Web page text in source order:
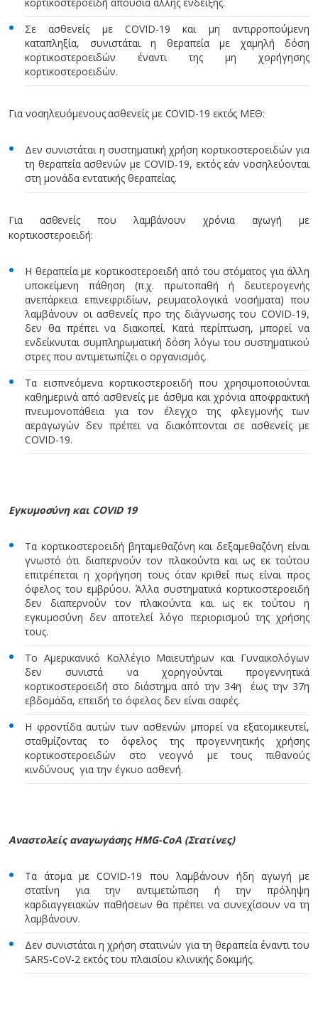
Σε ασθενείς με COVID-19 και μη αντιρροπούμενη
καταπληξία, συνιστάται η θεραπεία με χαμηλή δόση
κορτικοστεροειδών έναντι της μη χορήγησης
κορτικοστεροειδών.
Για νοσηλευόμενους ασθενείς με COVID-19 εκτός ΜΕΘ:
Δεν συνιστάται η συστηματική χρήση κορτικοστεροειδών για
τη θεραπεία ασθενών με COVID-19, εκτός εάν νοσηλεύονται
στη μονάδα εντατικής θεραπείας.
Για ασθενείς που λαμβάνουν χρόνια αγωγή με
κορτικοστεροειδή:
Η θεραπεία με κορτικοστεροειδή από του στόματος για άλλη
υποκείμενη πάθηση (π.χ. πρωτοπαθή ή δευτερογενής
ανεπάρκεια επινεφριδίων, ρευματολογικά νοσήματα) που
λαμβάνουν οι ασθενείς προ της διάγνωσης του COVID-19,
δεν θα πρέπει να διακοπεί. Κατά περίπτωση, μπορεί να
ενδείκνυται συμπληρωματική δόση λόγω του συστηματικού
στρες που αντιμετωπίζει ο οργανισμός.
Τα εισπνεόμενα κορτικοστεροειδή που χρησιμοποιούνται
καθημερινά από ασθενείς με άσθμα και χρόνια αποφρακτική
πνευμονοπάθεια για τον έλεγχο της φλεγμονής των
αεραγωγών δεν πρέπει να διακόπτονται σε ασθενείς με
COVID-19.
Εγκυμοσύνη και COVID 19
Τα κορτικοστεροειδή βηταμεθαζόνη και δεξαμεθαζόνη είναι
γνωστό ότι διαπερνούν τον πλακούντα και ως εκ τούτου
επιτρέπεται η χορήγηση τους όταν κριθεί πως είναι προς
όφελος του εμβρύου. Άλλα συστηματικά κορτικοστεροειδή
δεν διαπερνούν τον πλακούντα και ως εκ τούτου η
εγκυμοσύνη δεν αποτελεί λόγο περιορισμού της χρήσης
τους.
Το Αμερικανικό Κολλέγιο Μαιευτήρων και Γυναικολόγων
δεν συνιστά να χορηγούνται προγεννητικά
κορτικοστεροειδή στο διάστημα από την 34η έως την 37η
εβδομάδα, επειδή το όφελος δεν είναι σαφές.
Η φροντίδα αυτών των ασθενών μπορεί να εξατομικευτεί,
σταθμίζοντας το όφελος της προγεννητικής χρήσης
κορτικοστεροειδών στο νεογνό με τους πιθανούς
κινδύνους για την έγκυο ασθενή.
Αναστολείς αναγωγάσης HMG-CoA (Στατίνες)
Τα άτομα με COVID-19 που λαμβάνουν ήδη αγωγή με
στατίνη για την αντιμετώπιση ή την πρόληψη
καρδιαγγειακών παθήσεων θα πρέπει να συνεχίσουν να τη
λαμβάνουν.
Δεν συνιστάται η χρήση στατινών για τη θεραπεία έναντι του
SARS-CoV-2 εκτός του πλαισίου κλινικής δοκιμής.